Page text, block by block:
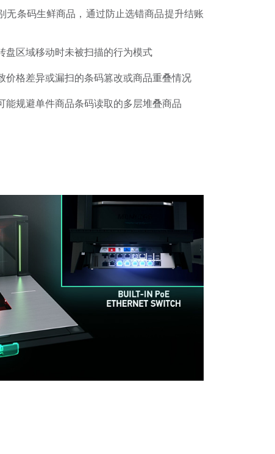
无条码生鲜商品，通过防止选错商品提升结账
盘区域移动时未被扫描的行为模式
价格差异或漏扫的条码篡改或商品重叠情况
能规避单件商品条码读取的多层堆叠商品